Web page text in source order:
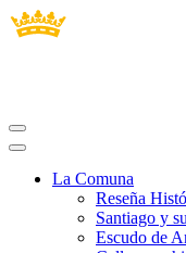
La Comuna
Reseña
Santiago y
Escudo de